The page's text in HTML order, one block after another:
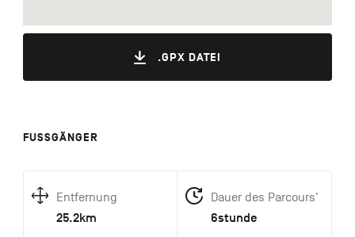
.GPX DATEI
FUSSGÄNGER
Entfernung
25.2km
Dauer des Parcours'
6stunde